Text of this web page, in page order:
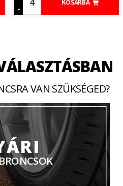
-
KOSÁRBA
VAN SZÜKSÉGED?